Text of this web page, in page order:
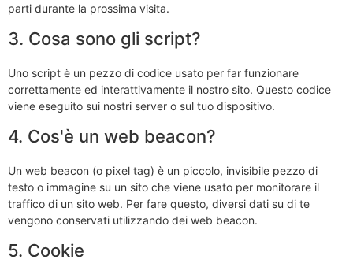
parti durante la prossima visita.
3. Cosa sono gli script?
Uno script è un pezzo di codice usato per far funzionare
correttamente ed interattivamente il nostro sito. Questo codice
viene eseguito sui nostri server o sul tuo dispositivo.
4. Cos'è un web beacon?
Un web beacon (o pixel tag) è un piccolo, invisibile pezzo di
testo o immagine su un sito che viene usato per monitorare il
traffico di un sito web. Per fare questo, diversi dati su di te
vengono conservati utilizzando dei web beacon.
5. Cookie